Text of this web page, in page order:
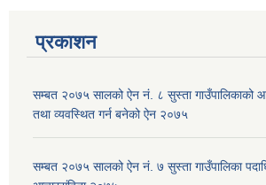
प्रकाशन
सम्बत २०७५ सालको ऐन नं. ८ सुस्ता गाउँपालिकाको
तथा व्यवस्थित गर्न बनेको ऐन २०७५
सम्बत २०७५ सालको ऐन नं. ७ सुस्ता गाउँपालिका